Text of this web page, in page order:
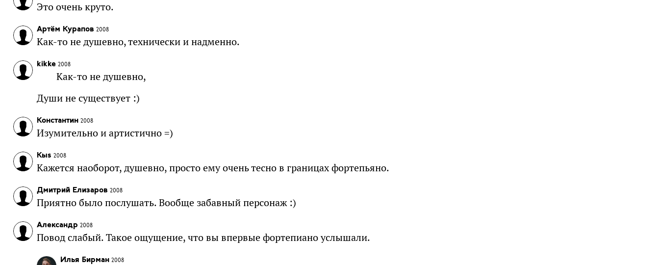
Это очень круто.
Артём Курапов 2008
Как-то не душевно, технически и надменно.
kikke 2008
Как-то не душевно,
Души не существует :)
Константин 2008
Изумительно и артистично =)
Кыs 2008
Кажется наоборот, душевно, просто ему очень тесно в границах фортепьяно.
Дмитрий Елизаров 2008
Приятно было послушать. Вообще забавный персонаж :)
Александр 2008
Повод слабый. Такое ощущение, что вы впервые фортепиано услышали.
Илья Бирман 2008